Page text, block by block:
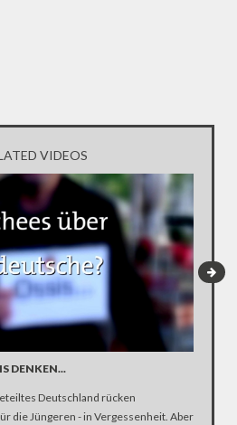
VIDEOS
DENKEN...
Deutschland rücken
die Jüngeren - in Vergessenheit. Aber